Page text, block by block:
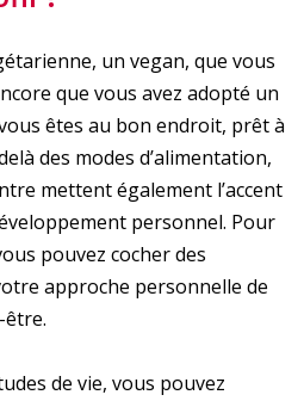
un vegan, que vous
que vous avez adopté un
êtes au bon endroit, prêt à
des modes d’alimentation,
mettent également l’accent
personnel. Pour
pouvez cocher des
approche personnelle de
de vie, vous pouvez